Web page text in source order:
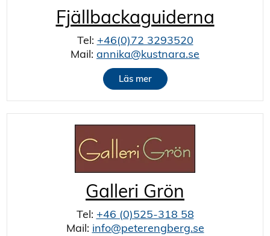
Fjällbackaguiderna
Tel: +46(0)72 3293520
Mail: annika@kustnara.se
Läs mer
Galleri Grön
Tel: +46 (0)525-318 58
Mail: info@peterengberg.se